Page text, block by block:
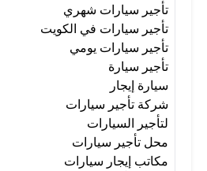
تأجير سيارات شهري
تأجير سيارات في الكويت
تأجير سيارات يومي
تأجير سيارة
سيارة إيجار
شركة تأجير سيارات
لتأجير السيارات
محل تأجير سيارات
مكاتب إيجار سيارات